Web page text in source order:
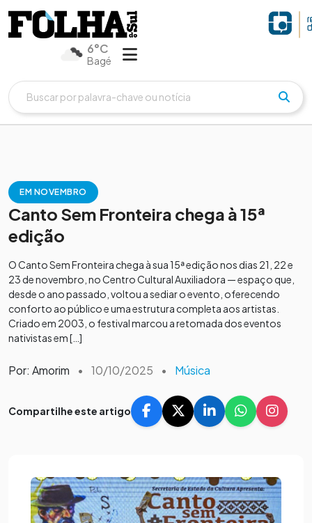
6°C
Bagé
EM NOVEMBRO
Canto Sem Fronteira chega à 15ª
edição
O Canto Sem Fronteira chega à sua 15ª edição nos dias 21, 22 e
23 de novembro, no Centro Cultural Auxiliadora — espaço que,
desde o ano passado, voltou a sediar o evento, oferecendo
conforto ao público e uma estrutura completa aos artistas.
Criado em 2003, o festival marcou a retomada dos eventos
nativistas em […]
Por: Amorim • 10/10/2025 • Música
Compartilhe este artigo